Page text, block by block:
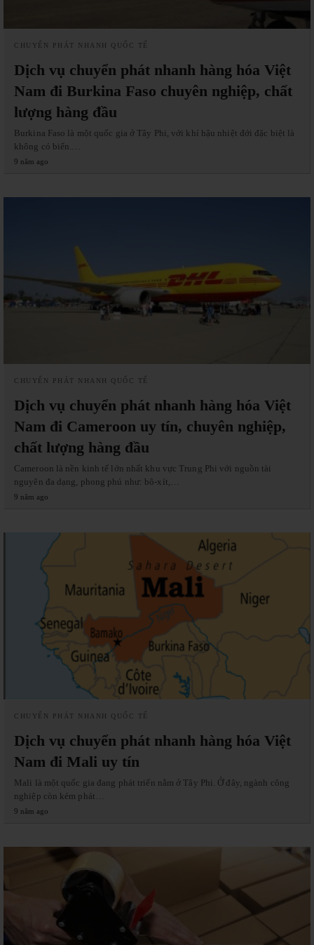
CHUYỂN PHÁT NHANH QUỐC TẾ
Dịch vụ chuyển phát nhanh hàng hóa Việt
Nam đi Burkina Faso chuyên nghiệp, chất
lượng hàng đầu
Burkina Faso là một quốc gia ở Tây Phi, với khí hậu nhiệt đới đặc biệt là
không có biển.…
9 năm ago
CHUYỂN PHÁT NHANH QUỐC TẾ
Dịch vụ chuyển phát nhanh hàng hóa Việt
Nam đi Cameroon uy tín, chuyên nghiệp,
chất lượng hàng đầu
Cameroon là nền kinh tế lớn nhất khu vực Trung Phi với nguồn tài
nguyên đa dạng, phong phú như: bô-xít,…
9 năm ago
CHUYỂN PHÁT NHANH QUỐC TẾ
Dịch vụ chuyển phát nhanh hàng hóa Việt
Nam đi Mali uy tín
Mali là một quốc gia đang phát triển nằm ở Tây Phi. Ở đây, ngành công
nghiệp còn kém phát…
9 năm ago